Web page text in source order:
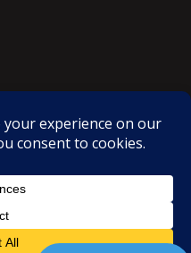
|Theme: SuperMag byAcme